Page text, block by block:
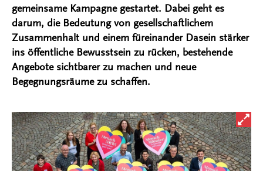
gemeinsame Kampagne gestartet. Dabei geht es
darum, die Bedeutung von gesellschaftlichem
Zusammenhalt und einem füreinander Dasein stärker
ins öffentliche Bewusstsein zu rücken, bestehende
Angebote sichtbarer zu machen und neue
Begegnungsräume zu schaffen.
Bild